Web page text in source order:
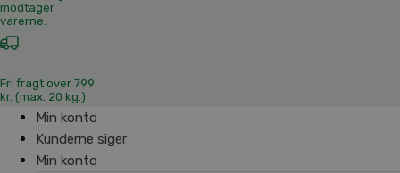
modtager
varerne.
Fri fragt over 799
kr. (max. 20 kg.)
Min konto
Kunderne siger
Min konto